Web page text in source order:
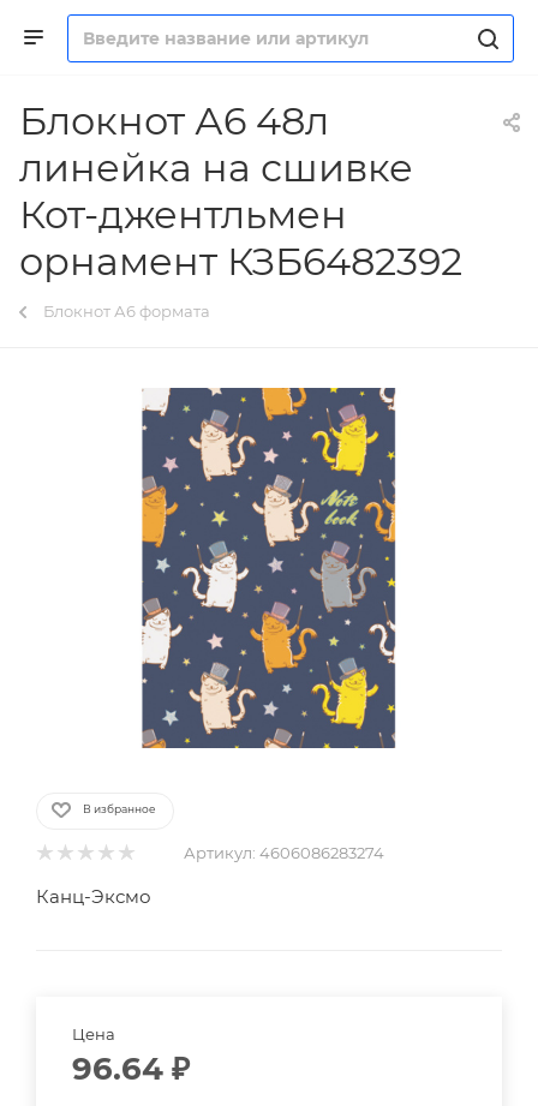
Блокнот А6 48л
линейка на сшивке
Кот-джентльмен
орнамент КЗБ6482392
Блокнот А6 формата
В избранное
Артикул: 4606086283274
Канц-Эксмо
Цена
96.64 ₽